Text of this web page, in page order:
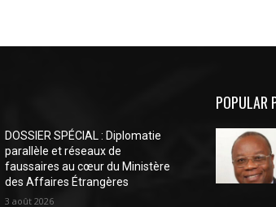
DOSSIER SPÉCIAL : Diplomatie
parallèle et réseaux de
faussaires au cœur du Ministère
des Affaires Étrangères
3 août 2026
POPULAR